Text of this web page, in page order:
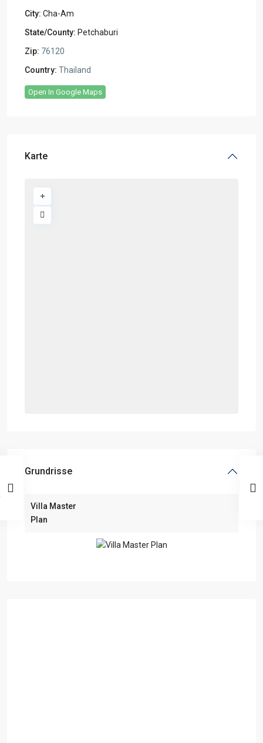
City: Cha-Am
State/County: Petchaburi
Zip: 76120
Country: Thailand
Open In Google Maps
Karte
Grundrisse
Villa Master
Plan